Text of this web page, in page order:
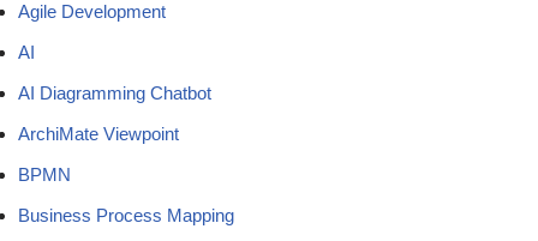
Agile Development
AI
AI Diagramming Chatbot
ArchiMate Viewpoint
BPMN
Business Process Mapping